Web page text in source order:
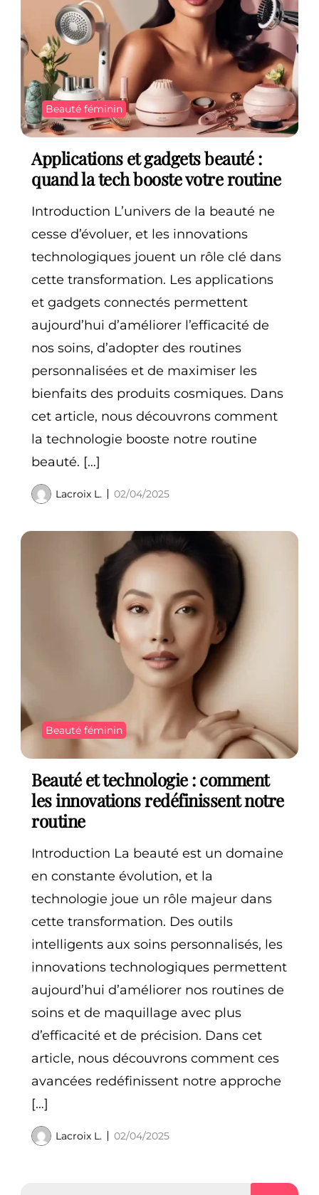
Beauté féminin
Applications et gadgets beauté :
quand la tech booste votre routine
Introduction L’univers de la beauté ne
cesse d’évoluer, et les innovations
technologiques jouent un rôle clé dans
cette transformation. Les applications
et gadgets connectés permettent
aujourd’hui d’améliorer l’efficacité de
nos soins, d’adopter des routines
personnalisées et de maximiser les
bienfaits des produits cosmiques. Dans
cet article, nous découvrons comment
la technologie booste notre routine
beauté. […]
Lacroix L. 02/04/2025
Beauté féminin
Beauté et technologie : comment
les innovations redéfinissent notre
routine
Introduction La beauté est un domaine
en constante évolution, et la
technologie joue un rôle majeur dans
cette transformation. Des outils
intelligents aux soins personnalisés, les
innovations technologiques permettent
aujourd’hui d’améliorer nos routines de
soins et de maquillage avec plus
d’efficacité et de précision. Dans cet
article, nous découvrons comment ces
avancées redéfinissent notre approche
[…]
Lacroix L. 02/04/2025